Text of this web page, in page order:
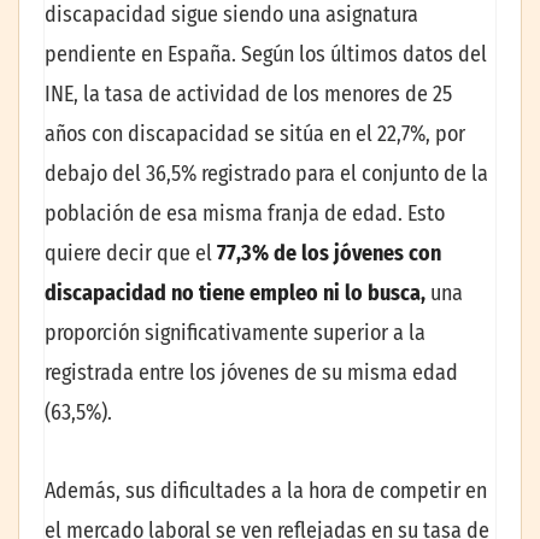
discapacidad sigue siendo una asignatura
pendiente en España. Según los últimos datos del
INE, la tasa de actividad de los menores de 25
años con discapacidad se sitúa en el 22,7%, por
debajo del 36,5% registrado para el conjunto de la
población de esa misma franja de edad. Esto
quiere decir que el77,3% de los jóvenes con
discapacidad no tiene empleo ni lo busca, una
proporción significativamente superior a la
registrada entre los jóvenes de su misma edad
(63,5%).
Además, sus dificultades a la hora de competir en
el mercado laboral se ven reflejadas en su tasa de